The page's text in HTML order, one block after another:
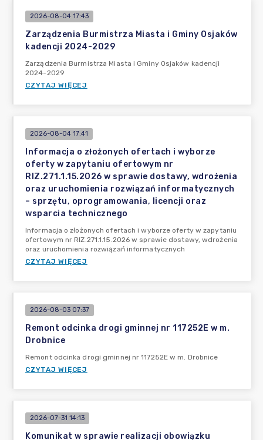
2026-08-04 17:43
Zarządzenia Burmistrza Miasta i Gminy Osjaków
kadencji 2024-2029
Zarządzenia Burmistrza Miasta i Gminy Osjaków kadencji
2024-2029
CZYTAJ WIĘCEJ
2026-08-04 17:41
Informacja o złożonych ofertach i wyborze
oferty w zapytaniu ofertowym nr
RIZ.271.1.15.2026 w sprawie dostawy, wdrożenia
oraz uruchomienia rozwiązań informatycznych
– sprzętu, oprogramowania, licencji oraz
wsparcia technicznego
Informacja o złożonych ofertach i wyborze oferty w zapytaniu
ofertowym nr RIZ.271.1.15.2026 w sprawie dostawy, wdrożenia
oraz uruchomienia rozwiązań informatycznych
CZYTAJ WIĘCEJ
2026-08-03 07:37
Remont odcinka drogi gminnej nr 117252E w m.
Drobnice
Remont odcinka drogi gminnej nr 117252E w m. Drobnice
CZYTAJ WIĘCEJ
2026-07-31 14:13
Komunikat w sprawie realizacji obowiązku